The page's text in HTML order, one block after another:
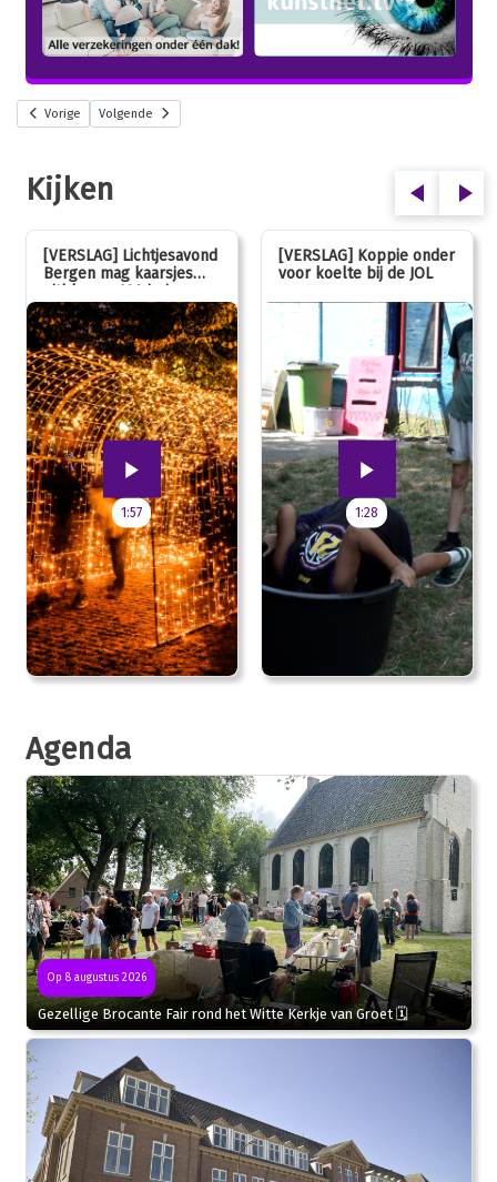
Vorige Volgende
Kijken
[VERSLAG] Lichtjesavond
Bergen mag kaarsjes
uitblazen: 100 jarig
jubileum!
1:57
[VERSLAG] Koppie onder
voor koelte bij de JOL
1:28
Agenda
Op 8 augustus 2026
Gezellige Brocante Fair rond het Witte Kerkje van Groet 🗓